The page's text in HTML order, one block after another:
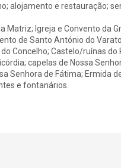
alojamento e restauração;
Matriz; Igreja e Convento da
de Santo António do
Concelho; Castelo/ruínas
capelas de Nossa
Senhora de Fátima; Ermida
e fontanários.